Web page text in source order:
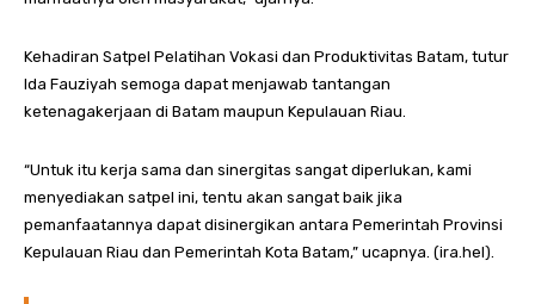
Kehadiran Satpel Pelatihan Vokasi dan Produktivitas Batam, tutur
Ida Fauziyah semoga dapat menjawab tantangan
ketenagakerjaan di Batam maupun Kepulauan Riau.
“Untuk itu kerja sama dan sinergitas sangat diperlukan, kami
menyediakan satpel ini, tentu akan sangat baik jika
pemanfaatannya dapat disinergikan antara Pemerintah Provinsi
Kepulauan Riau dan Pemerintah Kota Batam,” ucapnya. (ira.hel).